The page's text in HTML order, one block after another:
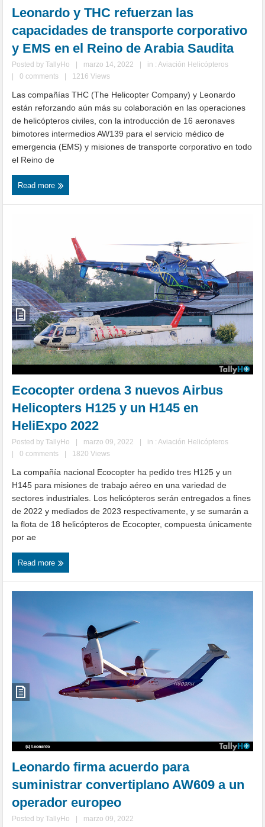
Leonardo y THC refuerzan las
capacidades de transporte corporativo
y EMS en el Reino de Arabia Saudita
Posted byTallyHo marzo 14, 2022 in :Aviación Helicópteros
0 comments 1216 Views
Las compañías THC (The Helicopter Company) y Leonardo
están reforzando aún más su colaboración en las operaciones
de helicópteros civiles, con la introducción de 16 aeronaves
bimotores intermedios AW139 para el servicio médico de
emergencia (EMS) y misiones de transporte corporativo en todo
el Reino de
Read more
Ecocopter ordena 3 nuevos Airbus
Helicopters H125 y un H145 en
HeliExpo 2022
Posted byTallyHo | marzo 09, 2022 | in :Aviación Helicópteros
|
0 comments | 1820 Views
La compañía nacional Ecocopter ha pedido tres H125 y un
H145 para misiones de trabajo aéreo en una variedad de
sectores industriales. Los helicópteros serán entregados a fines
de 2022 y mediados de 2023 respectivamente, y se sumarán a
la flota de 18 helicópteros de Ecocopter, compuesta únicamente
por ae
Read more
Leonardo firma acuerdo para
suministrar convertiplano AW609 a un
operador europeo
Posted byTallyHo
marzo 09, 2022